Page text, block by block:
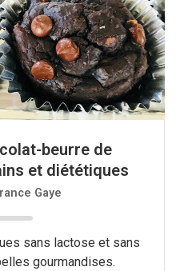
beurre de
et diététiques
Gaye
sans lactose et sans
gourmandises.